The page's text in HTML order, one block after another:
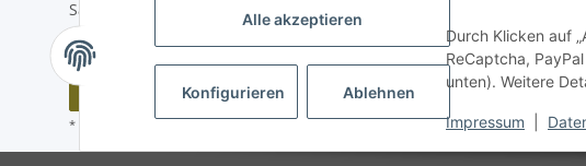
Alle akzeptieren
Konfigurieren Ablehnen
Durch Klicken auf
ReCaptcha,
unten). Weitere
Impressum
Sa 10-13 Uhr
Vertrag widerrufen
* Alle Preise inkl. gesetzlicher USt., zzgl.Versand